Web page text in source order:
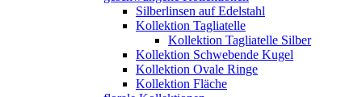
Silberlinsen auf Edelstahl
Kollektion Tagliatelle
Kollektion Tagliatelle Silber
Kollektion Schwebende Kugel
Kollektion Ovale Ringe
Kollektion Fläche